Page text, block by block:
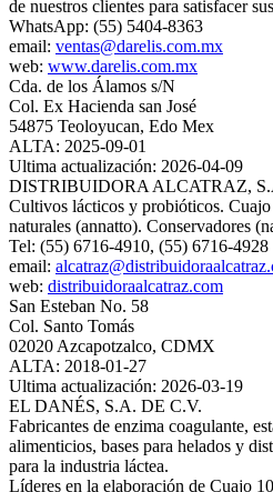
de nuestros clientes para satisfacer
WhatsApp: (55) 5404-8363
email: ventas@darelis.com.mx
web: www.darelis.com.mx
Cda. de los Álamos s/N
Col. Ex Hacienda san José
54875 Teoloyucan, Edo Mex
ALTA: 2025-09-01
Ultima actualización: 2026-04-09
DISTRIBUIDORA ALCATRAZ,
Cultivos lácticos y probióticos.
naturales (annatto). Conservadores
Tel: (55) 6716-4910, (55) 6716-4928
email:
web: distribuidoraalcatraz.com
San Esteban No. 58
Col. Santo Tomás
02020 Azcapotzalco, CDMX
ALTA: 2018-01-27
Ultima actualización: 2026-03-19
EL DANÉS, S.A. DE C.V.
Fabricantes de enzima coagulante,
alimenticios, bases para helados y
para la industria láctea.
Líderes en la elaboración de Cuajo